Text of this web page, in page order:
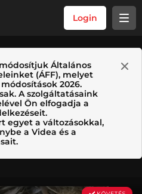
Login
Általános
(ÁFF), melyet
2026.
A szolgáltatásaink
Ön elfogadja a
egyet a változásokkal,
a Videa és a